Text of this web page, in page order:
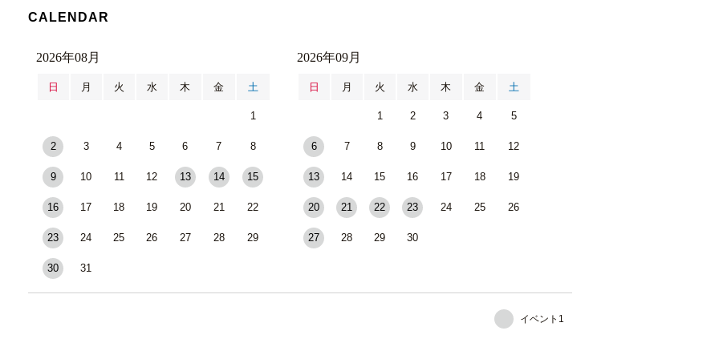
CALENDAR
2026年08月
日 月 火 水 木 金 土
1
2 3 4 5 6 7 8
9 10 11 12 13 14 15
16 17 18 19 20 21 22
23 24 25 26 27 28 29
30 31
2026年09月
日 月 火 水 木 金 土
1 2 3 4 5
6 7 8 9 10 11 12
13 14 15 16 17 18 19
20 21 22 23 24 25 26
27 28 29 30
イベント1